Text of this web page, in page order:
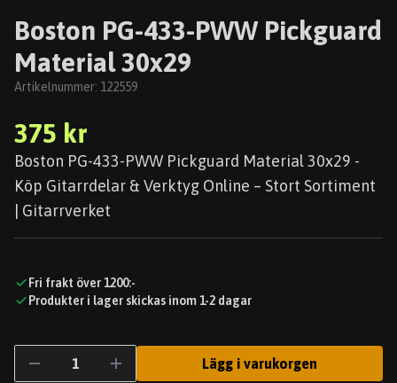
Boston PG-433-PWW Pickguard
Material 30x29
Artikelnummer: 122559
375 kr
Boston PG-433-PWW Pickguard Material 30x29 -
Köp Gitarrdelar & Verktyg Online – Stort Sortiment
| Gitarrverket
Fri frakt över 1200:-
Produkter i lager skickas inom 1-2 dagar
Lägg i varukorgen